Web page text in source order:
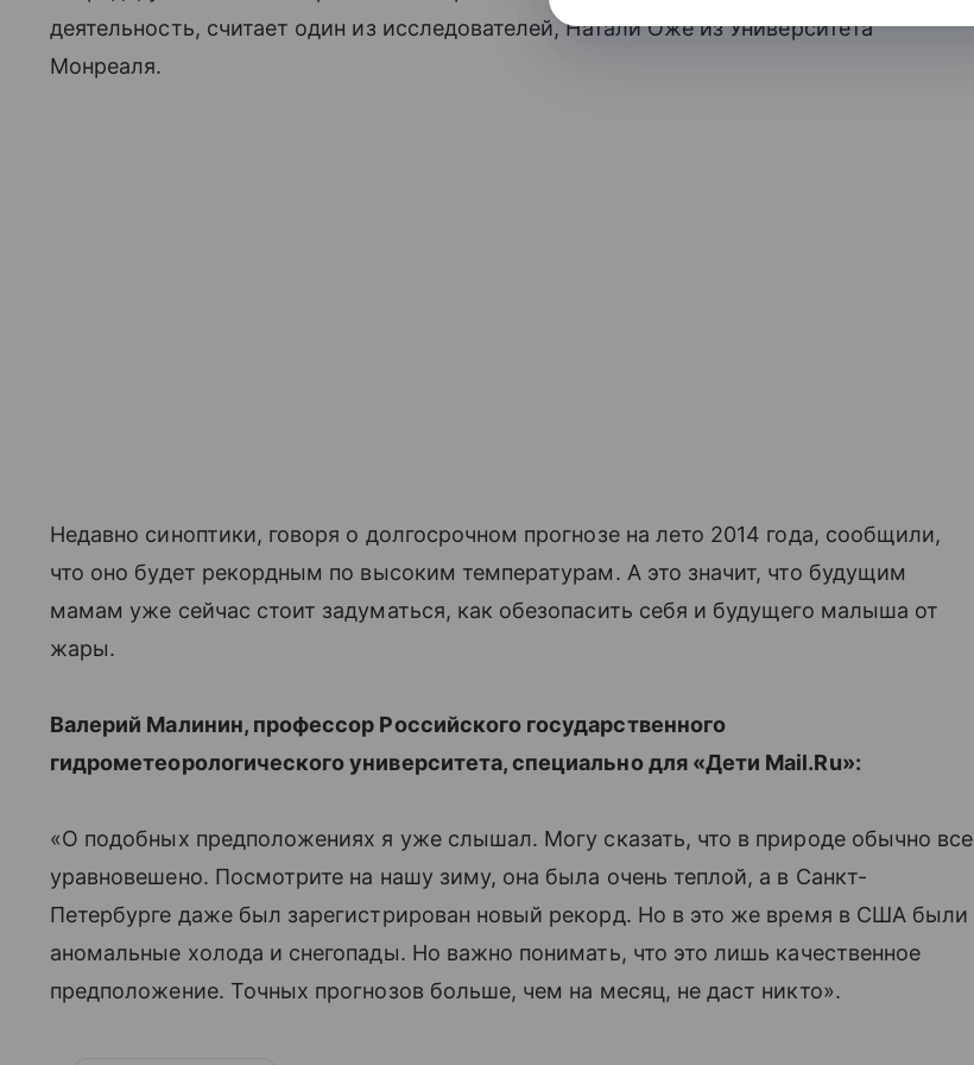
деятельность, считает один из исследователей, Натали Оже из Университета
Монреаля.
Недавно синоптики, говоря о долгосрочном прогнозе на лето 2014 года, сообщили,
что оно будет рекордным по высоким температурам. А это значит, что будущим
мамам уже сейчас стоит задуматься, как обезопасить себя и будущего малыша от
жары.
Валерий Малинин, профессор Российского государственного
гидрометеорологического университета, специально для «Дети Mail.Ru»:
«О подобных предположениях я уже слышал. Могу сказать, что в природе обычно все
уравновешено. Посмотрите на нашу зиму, она была очень теплой, а в Санкт-
Петербурге даже был зарегистрирован новый рекорд. Но в это же время в США были
аномальные холода и снегопады. Но важно понимать, что это лишь качественное
предположение. Точных прогнозов больше, чем на месяц, не даст никто».